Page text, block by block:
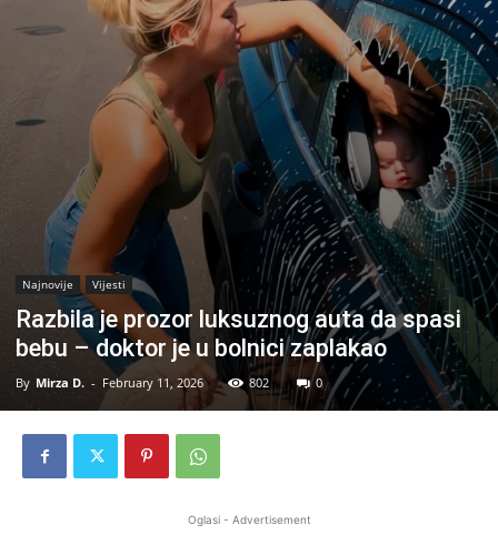
Najnovije Vijesti
Razbila je prozor luksuznog auta da spasi
bebu – doktor je u bolnici zaplakao
By Mirza D. - February 11, 2026 802 0
Oglasi - Advertisement